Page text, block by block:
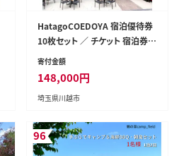
HatagoCOEDOYA 宿泊優待券
10枚セット ／ チケット 宿泊券
ホテル 埼玉県
寄付金額
148,000円
埼玉県川越市
96